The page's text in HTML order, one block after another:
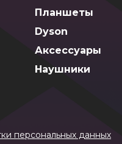
Планшеты
Dyson
Аксессуары
Наушники
персональных данных